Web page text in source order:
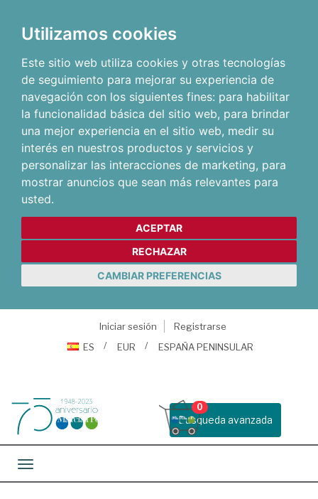
Utilizamos cookies
Este sitio web utiliza cookies y otras tecnologías
de seguimiento para mejorar su experiencia de
navegación con los siguientes fines: para habilitar
la funcionalidad básica del sitio web, para brindar
una mejor experiencia en el sitio web, medir su
interés en nuestros productos y servicios y
personalizar las interacciones de marketing, para
mostrar anuncios que sean más relevantes para
usted.
ACEPTAR
RECHAZAR
CAMBIAR PREFERENCIAS
Iniciar sesión
Registrarse
ES
EUR ESPAÑA PENINSULAR
Busqueda avanzada
0
Toggle navigation